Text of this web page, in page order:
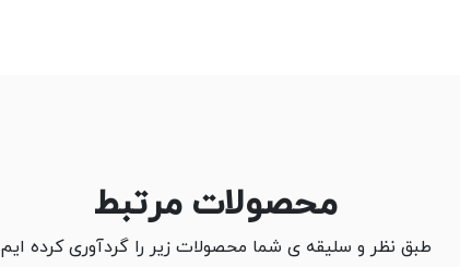
محصولات مرتبط
طبق نظر و سلیقه ی شما محصولات زیر را گردآوری کرده ایم